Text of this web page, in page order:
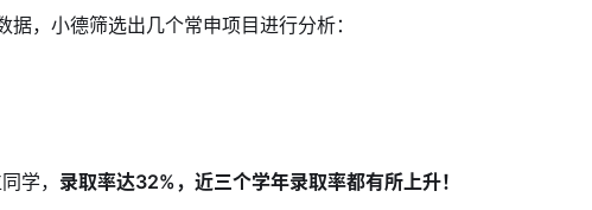
，小德筛选出几个常申项目进行分析：
学， 录取率达32%，近三个学年录取率都有所上升！